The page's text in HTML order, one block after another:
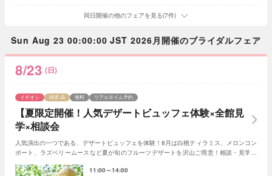
同日開催の他のフェアを見る(7件)
Sun Aug 23 00:00:00 JST 2026月開催のブライダルフェア
8/23 (日)
【夏限定開催！人気デザートビュッフェ体験×全館見
学×相談会
イチオシ 残席 無料 リアルタイム予約
人気演出の一つである、デザートビュッフェを体験！8月は白桃ティラミス、メロンコン
ポート、ラズベリームースなど夏が旬のフルーツデザートを沢山ご用意！相談・見学を
11:00～14:00